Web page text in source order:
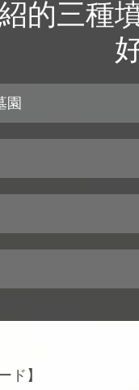
的三種
園
ド】